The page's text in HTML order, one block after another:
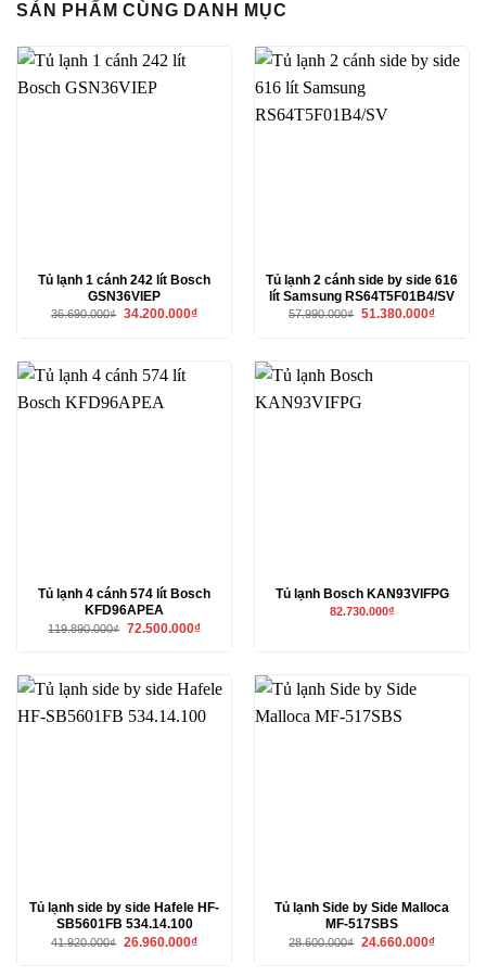
SẢN PHẨM CÙNG DANH MỤC
Tủ lạnh 1 cánh 242 lít Bosch
GSN36VIEP
36.690.000₫ Giá
34.200.000₫Giá
34.200.000₫.
Tủ lạnh 2 cánh side by side 616
lít Samsung RS64T5F01B4/SV
57.990.000₫ Giá
51.380.000₫Giá
Tủ lạnh 4 cánh 574 lít Bosch
KFD96APEA
119.890.000₫ Giá
72.500.000₫Giá
72.500.000₫.
Tủ lạnh Bosch KAN93VIFPG
82.730.000₫
Tủ lạnh side by side Hafele HF-
SB5601FB 534.14.100
41.920.000₫ Giá
26.960.000₫Giá
Tủ lạnh Side by Side Malloca
MF-517SBS
28.600.000₫ Giá
24.660.000₫Giá